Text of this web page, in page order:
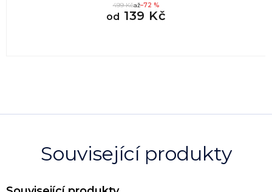
Související produkty
499 Kčaž–72 %
od 139 Kč